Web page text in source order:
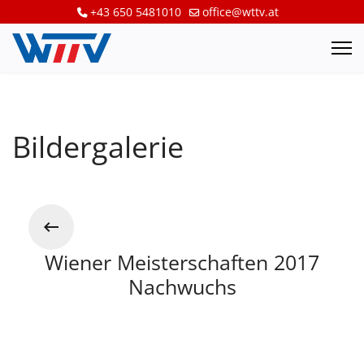
+43 650 5481010 office@wttv.at
Bildergalerie
Wiener Meisterschaften 2017
Nachwuchs